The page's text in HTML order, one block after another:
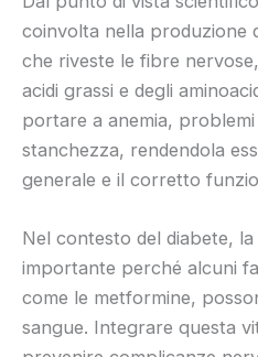
coinvolta nella produzione
che riveste le fibre
acidi grassi e degli
portare a anemia,
stanchezza, rendendola
generale e il corretto
Nel contesto del diabete, la
importante perché alcuni
come le metformine,
sangue. Integrare questa